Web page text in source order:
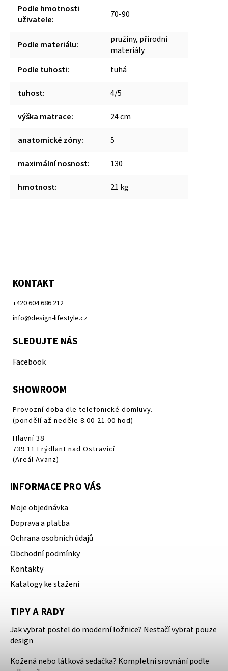
Podle hmotnosti
uživatele: 70-90
Podle materiálu:
pružiny, přírodní
materiály
Podle tuhosti: tuhá
tuhost: 4/5
výška matrace: 24 cm
anatomické zóny: 5
maximální nosnost: 130
hmotnost: 21 kg
KONTAKT
+420 604 686 212
info@design-lifestyle.cz
SLEDUJTE NÁS
Facebook
SHOWROOM
Provozní doba dle telefonické domluvy.
(pondělí až neděle 8.00-21.00 hod)
Hlavní 38
739 11 Frýdlant nad Ostravicí
(Areál Avanz)
INFORMACE PRO VÁS
Moje objednávka
Doprava a platba
Ochrana osobních údajů
Obchodní podmínky
Kontakty
Katalogy ke stažení
TIPY A RADY
Jak vybrat postel do moderní ložnice? Nestačí vybrat pouze
design
Kožená nebo látková sedačka? Kompletní srovnání podle